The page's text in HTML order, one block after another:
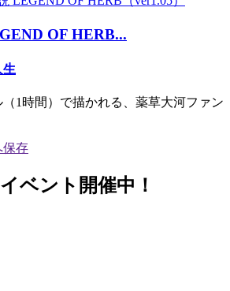
OF HERB...
生
1時間）で描かれる、薬草大河ファン
ベント開催中！